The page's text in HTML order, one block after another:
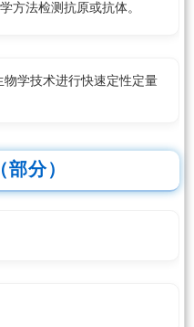
方法检测抗原或抗体。
物学技术进行快速定性定量
分）